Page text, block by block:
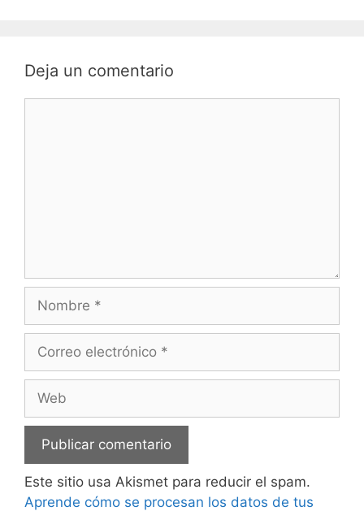
Deja un comentario
electrónico
Este sitio usa Akismet para reducir el spam.
Aprende cómo se procesan los datos de tus